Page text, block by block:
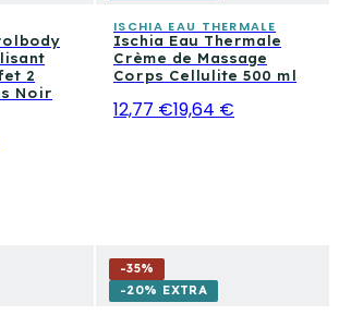
2
Noir
ISCHIA EAU THERMALE
Ischia Eau Thermale
Crème de Massage
Corps Cellulite 500 ml
12,77 €19,64 €
-35%
-20% EXTRA